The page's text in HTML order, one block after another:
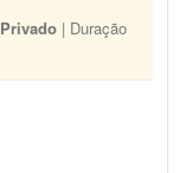
Privado | Duração